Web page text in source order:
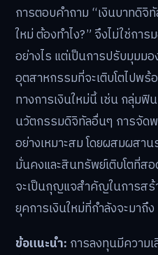
การตอบคำถาม “เงินบาทดิ
ใหม่ ต้องทำไง?” จึงไม่ใช่การ
อย่างไร แต่เป็นการปรับมุมม
อุตสาหกรรมที่จะเติบโตไปพ
ทางการเงินใหม่นี้ เช่น กลุ่มฟิ
นวัตกรรมดิจิทัลอื่นๆ การจัด
อย่างเหมาะสม โดยผสมผสา
มั่นคงและสินทรัพย์เติบโตที่ส
จะเป็นกุญแจสำคัญในการสร้
ยุคการเงินใหม่ที่กำลังจะมาถึง
ข้อแนะนำ: การลงทุนมีความ